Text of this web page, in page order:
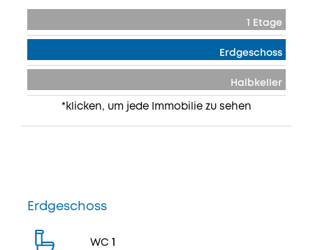
1 Etage
Erdgeschoss
Halbkeller
*klicken, um jede Immobilie zu sehen
Erdgeschoss
WC 1